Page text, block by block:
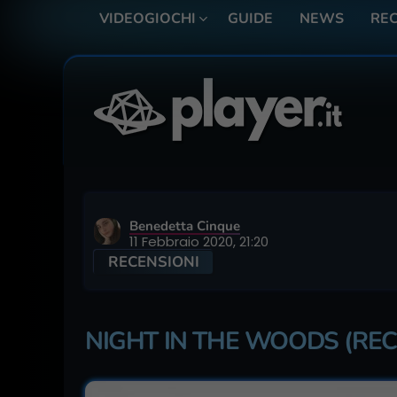
VIDEOGIOCHI GUIDE NEWS
Benedetta Cinque
11 Febbraio 2020, 21:20
RECENSIONI
NIGHT IN THE WOODS